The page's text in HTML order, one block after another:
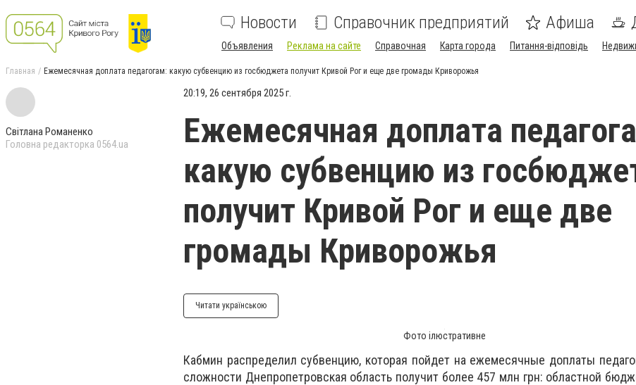
Новости Справочник предприятий Афиша
Объявления Реклама на сайте Справочная Карта города Питання-відповідь
Главная Ежемесячная доплата педагогам: какую субвенцию из госбюджета получит Кривой Рог и еще две громады Криворожья
Світлана Романенко
Головна редакторка 0564.ua
20:19, 26 сентября 2025 г.
Ежемесячная доплата
какую субвенцию из
получит Кривой Рог и еще две
громады Криворожья
Читати українською
Фото ілюстративне
Кабмин распределил субвенцию, которая пойдет на ежемесячные доплаты
сложности Днепропетровская область получит более 457 млн грн: областной